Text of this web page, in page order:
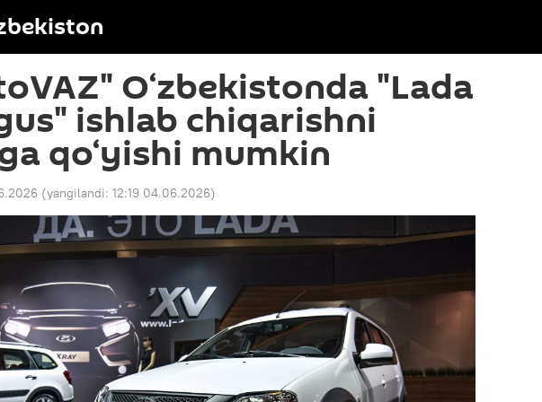
O‘zbekistonda "Lada
ishlab chiqarishni
qo‘yishi mumkin
(yangilandi: 12:19 04.06.2026)